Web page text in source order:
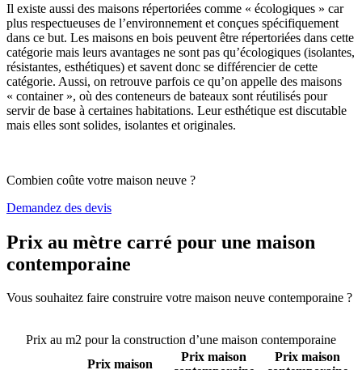
Il existe aussi des maisons répertoriées comme « écologiques » car
plus respectueuses de l’environnement et conçues spécifiquement
dans ce but. Les maisons en bois peuvent être répertoriées dans cette
catégorie mais leurs avantages ne sont pas qu’écologiques (isolantes,
résistantes, esthétiques) et savent donc se différencier de cette
catégorie. Aussi, on retrouve parfois ce qu’on appelle des maisons
« container », où des conteneurs de bateaux sont réutilisés pour
servir de base à certaines habitations. Leur esthétique est discutable
mais elles sont solides, isolantes et originales.
Combien coûte votre maison neuve ?
Demandez des devis
Prix au mètre carré pour une maison
contemporaine
Vous souhaitez faire construire votre maison neuve contemporaine ?
Prix au m2 pour la construction d’une maison contemporaine
Prix maison
Prix maison
Prix maison